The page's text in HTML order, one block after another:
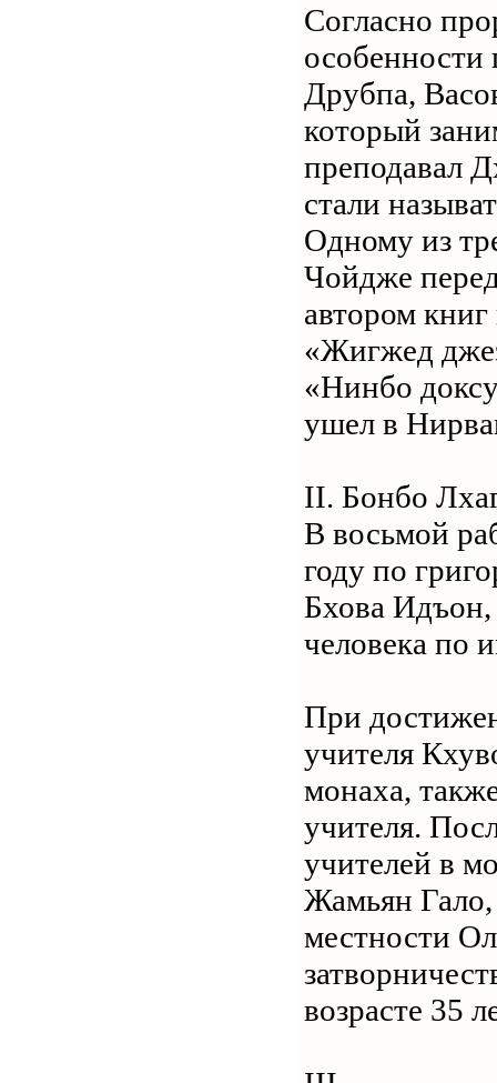
Согласно
особенности
Друбпа,
который
преподавал
стали
Одному из
Чойдже
автором
«Жигжед
«Нинбо
ушел в
II. Бонбо
В восьмой
году по
Бхова Идъон,
человека по
При
учителя
монаха,
учителя.
учителей в
Жамьян Гало,
местности
возрасте 35